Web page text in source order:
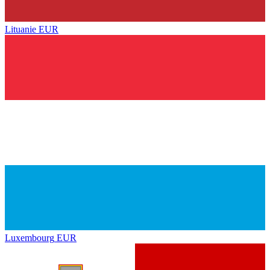
Lituanie EUR
Luxembourg EUR